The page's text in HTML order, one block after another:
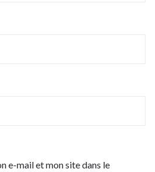
e-mail et mon site dans le